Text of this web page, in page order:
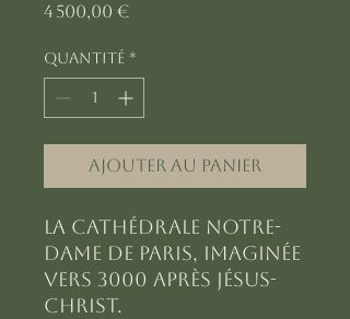
4 500,00 €
Quantité *
Ajouter au panier
La Cathédrale Notre-
Dame de Paris, imaginée
vers 3000 après Jésus-
Christ.